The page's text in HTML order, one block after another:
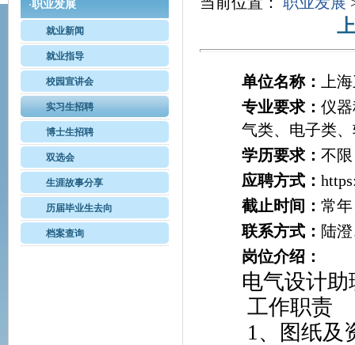
·职业发展
就业新闻
就业指导
校园宣讲会
实习生招聘
博士生招聘
双选会
生涯故事分享
历届毕业生去向
档案查询
单位名称：
上
专业要求：仪
气类、电子类
学历要求：不限
应聘方式：
截止时间：常年
联系方式： 陆
岗位介绍：
电气设计助
工作职责
1、图纸及